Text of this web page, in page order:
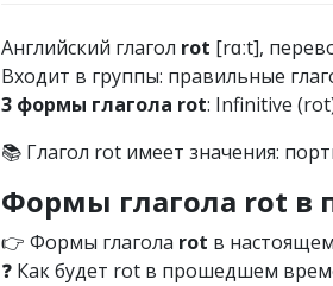
Английский глагол rot [rɑːt],
Входит в группы: правильные
3 формы глагола rot: Infinitive
📚 Глагол rot имеет значения:
Формы глагола rot
👉 Формы глагола rot в
❓ Как будет rot в прошедшем